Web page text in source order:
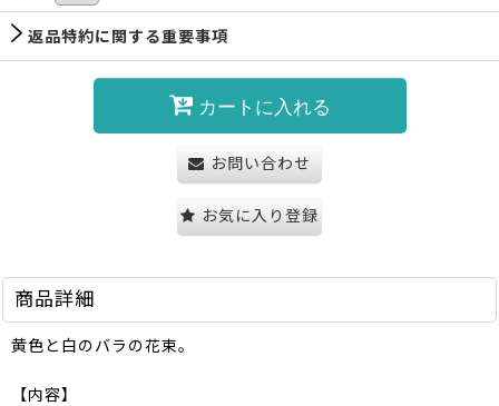
返品特約に関する重要事項
カートに入れる
お問い合わせ
お気に入り登録
商品詳細
黄色と白のバラの花束。
【内容】